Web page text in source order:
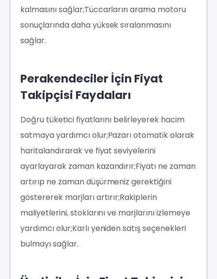
kalmasını sağlar;Tüccarların arama motoru
sonuçlarında daha yüksek sıralanmasını
sağlar.
Perakendeciler İçin Fiyat
Takipçisi Faydaları
Doğru tüketici fiyatlarını belirleyerek hacim
satmaya yardımcı olur;Pazarı otomatik olarak
haritalandırarak ve fiyat seviyelerini
ayarlayarak zaman kazandırır;Fiyatı ne zaman
artırıp ne zaman düşürmeniz gerektiğini
göstererek marjları artırır;Rakiplerin
maliyetlerini, stoklarını ve marjlarını izlemeye
yardımcı olur;Karlı yeniden satış seçenekleri
bulmayı sağlar.